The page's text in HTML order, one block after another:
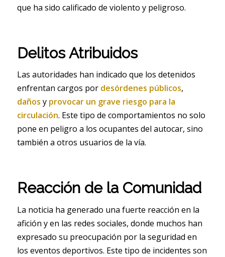
que ha sido calificado de violento y peligroso.
Delitos Atribuidos
Las autoridades han indicado que los detenidos
enfrentan cargos por desórdenes públicos,
daños y provocar un grave riesgo para la
circulación. Este tipo de comportamientos no solo
pone en peligro a los ocupantes del autocar, sino
también a otros usuarios de la vía.
Reacción de la Comunidad
La noticia ha generado una fuerte reacción en la
afición y en las redes sociales, donde muchos han
expresado su preocupación por la seguridad en
los eventos deportivos. Este tipo de incidentes son